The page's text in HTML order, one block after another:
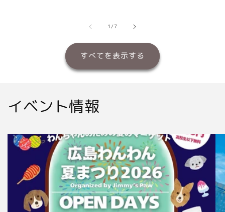
格
1/の
7
すべてを表示する
イベント情報